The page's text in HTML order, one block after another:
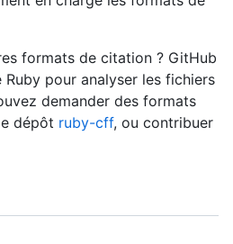
formats de citation ? GitHub
pour analyser les fichiers
demander des formats
dépôt ruby-cff, ou contribuer